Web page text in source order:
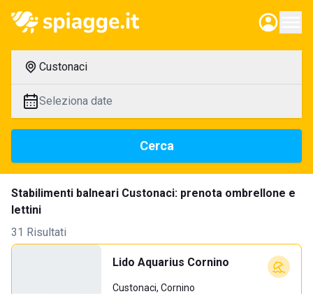
Custonaci
Seleziona date
Cerca
Stabilimenti balneari Custonaci: prenota ombrellone e
lettini
31 Risultati
Lido Aquarius Cornino
Custonaci, Cornino